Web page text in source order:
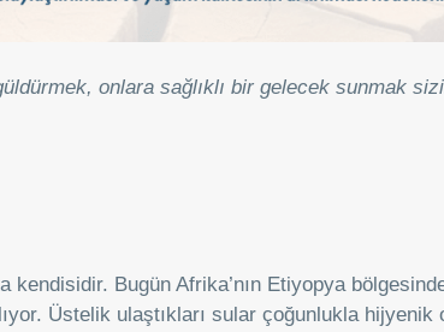
onlara sağlıklı bir gelecek sunmak
Bugün Afrika’nın Etiyopya
Üstelik ulaştıkları sular çoğunlukla hijyenik